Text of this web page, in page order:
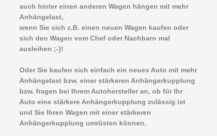
auch hinter einen anderen Wagen hängen mit mehr
Anhängelast,
wenn Sie sich z.B. einen neuen Wagen kaufen oder
sich den Wagen vom Chef oder Nachbarn mal
ausleihen ;-)!
Oder Sie kaufen sich einfach ein neues Auto mit mehr
Anhängelast bzw. einer stärkeren Anhängerkupplung
bzw. fragen bei Ihrem Autohersteller an, ob für Ihr
Auto eine stärkere Anhängerkupplung zulässig ist
und Sie Ihren Wagen mit einer stärkeren
Anhängerkupplung umrüsten können.